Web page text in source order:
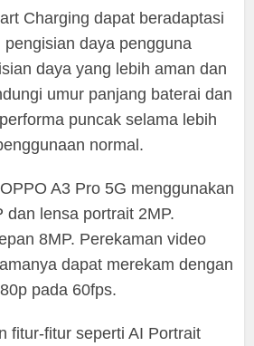
Charging dapat beradaptasi
daya pengguna
daya yang lebih aman dan
umur panjang baterai dan
puncak selama lebih
normal.
A3 Pro 5G menggunakan
dan lensa portrait 2MP.
8MP. Perekaman video
dapat merekam dengan
pada 60fps.
fitur-fitur seperti AI Portrait